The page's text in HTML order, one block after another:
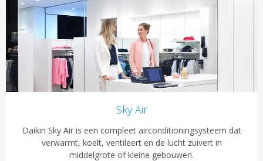
Sky Air
Daikin Sky Air is een compleet airconditioningsysteem dat
verwarmt, koelt, ventileert en de lucht zuivert in
middelgrote of kleine gebouwen.